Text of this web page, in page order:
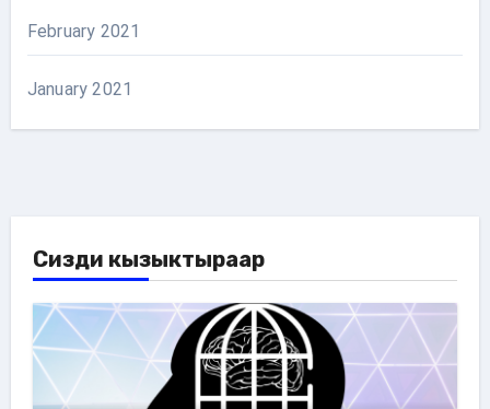
February 2021
January 2021
Сизди кызыктыраар